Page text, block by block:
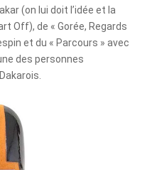
(on lui doit l’idée et la
Off), de « Gorée, Regards
et du « Parcours » avec
des personnes